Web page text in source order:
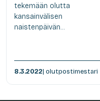
tekemään olutta
kansainvälisen
naistenpäivän...
8.3.2022| olutpostimestari